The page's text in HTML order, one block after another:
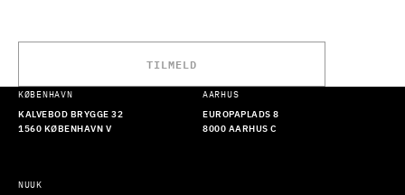
TILMELD
KØBENHAVN
KALVEBOD BRYGGE 32
1560 KØBENHAVN V
AARHUS
EUROPAPLADS 8
8000 AARHUS C
NUUK